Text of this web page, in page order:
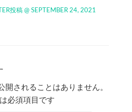
投稿 @ SEPTEMBER 24, 2021
開されることはありません。
必須項目です